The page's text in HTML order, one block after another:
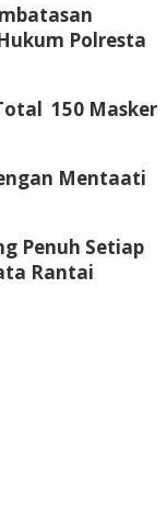
Polresta
150 Masker
Mentaati
Penuh Setiap
Rantai